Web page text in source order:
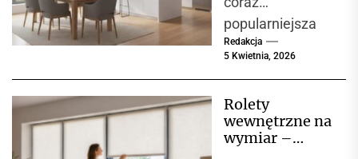
popularniejsza
opcja wśród
osób, które
zakup nowego
mieszkania lub
Redakcja
5 Kwietnia, 2026
Rolety
wewnętrzne na
wymiar –